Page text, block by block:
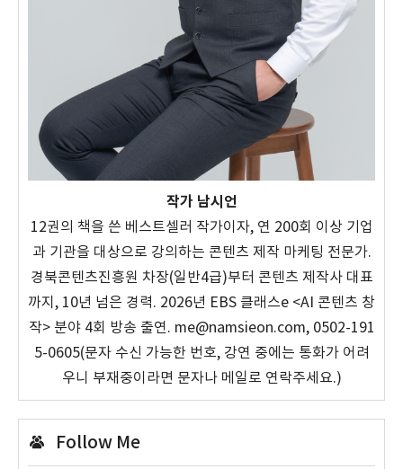
작가 남시언
12권의 책을 쓴 베스트셀러 작가이자, 연 200회 이상 기업
과 기관을 대상으로 강의하는 콘텐츠 제작 마케팅 전문가.
경북콘텐츠진흥원 차장(일반4급)부터 콘텐츠 제작사 대표
까지, 10년 넘은 경력. 2026년 EBS 클래스e <AI 콘텐츠 창
작> 분야 4회 방송 출연. me@namsieon.com, 0502-191
5-0605(문자 수신 가능한 번호, 강연 중에는 통화가 어려
우니 부재중이라면 문자나 메일로 연락주세요.)
Follow Me